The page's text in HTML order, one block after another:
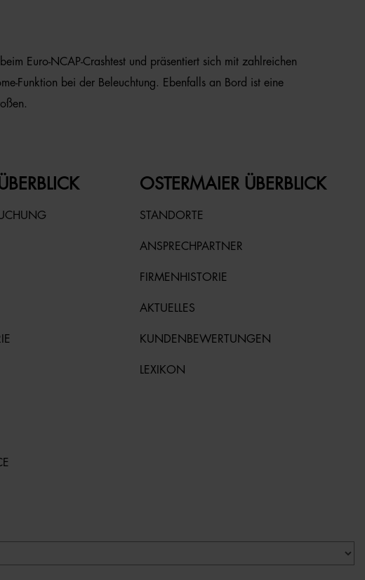
Euro-NCAP-Crashtest und präsentiert sich mit zahlreichen
Funktion bei der Beleuchtung. Ebenfalls an Bord ist eine
OSTERMAIER ÜBERBLICK
STANDORTE
ANSPRECHPARTNER
FIRMENHISTORIE
AKTUELLES
KUNDENBEWERTUNGEN
LEXIKON